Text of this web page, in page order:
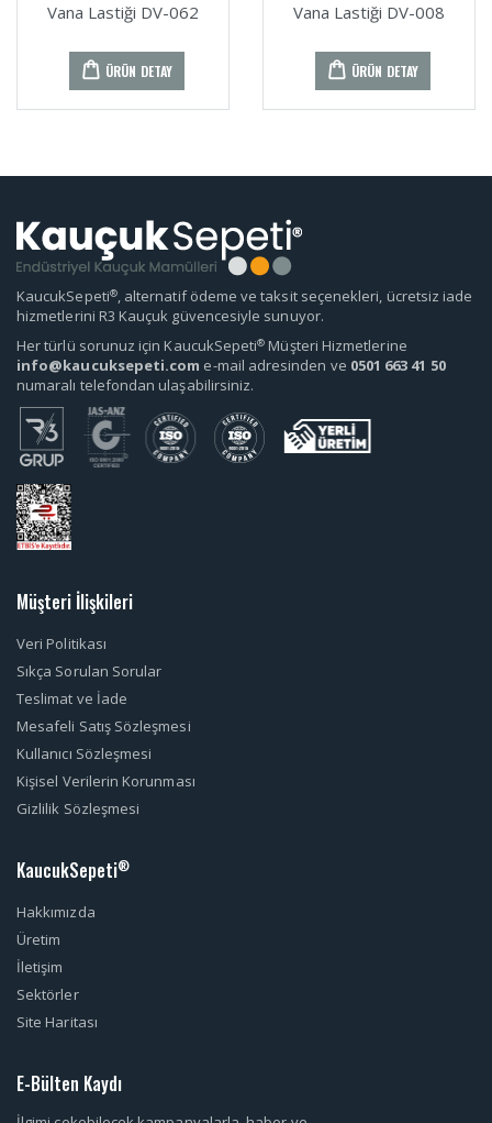
Vana Lastiği DV-062
ÜRÜN DETAY
Vana Lastiği DV-008
ÜRÜN DETAY
KaucukSepeti®, alternatif ödeme ve taksit seçenekleri, ücretsiz iade
hizmetlerini R3 Kauçuk güvencesiyle sunuyor.
Her türlü sorunuz için KaucukSepeti® Müşteri Hizmetlerine
info@kaucuksepeti.com e-mail adresinden ve 0501 663 41 50
numaralı telefondan ulaşabilirsiniz.
Müşteri İlişkileri
Veri Politikası
Sıkça Sorulan Sorular
Teslimat ve İade
Mesafeli Satış Sözleşmesi
Kullanıcı Sözleşmesi
Kişisel Verilerin Korunması
Gizlilik Sözleşmesi
KaucukSepeti®
Hakkımızda
Üretim
İletişim
Sektörler
Site Haritası
E-Bülten Kaydı